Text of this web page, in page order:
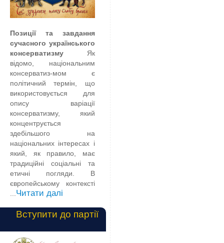
Позиції та завдання
сучасного українського
консерватизму Як
відомо, національним
консерватиз-мом є
політичний термін, що
використовується для
опису варіації
консерватизму, який
концентрується
здебільшого на
національних інтересах і
який, як правило, має
традиційні соціальні та
етичні погляди. В
європейському контексті
...Читати далі
Вступити до партії